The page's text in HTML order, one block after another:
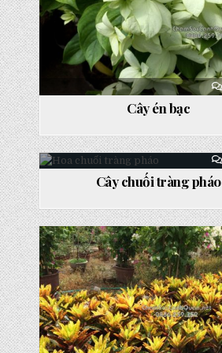
Cây én bạc
in
Cây chuối tràng pháo
Posted
in